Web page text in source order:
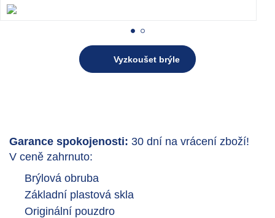
Vyzkoušet brýle
Garance spokojenosti: 30 dní na vrácení zboží!
V ceně zahrnuto:
Brýlová obruba
Základní plastová skla
Originální pouzdro